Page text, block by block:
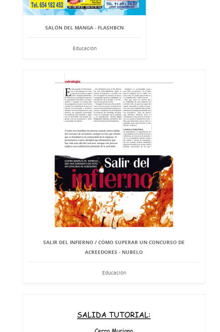
SALÓN DEL MANGA - FLASHBCN
Educación
SALIR DEL INFIERNO / CÓMO SUPERAR UN CONCURSO DE
ACREEDORES - NUBELO
Educación